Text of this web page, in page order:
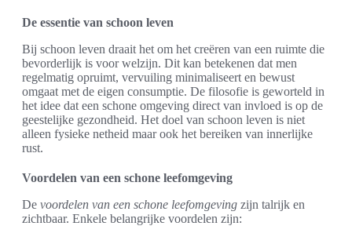
De essentie van schoon leven
Bij schoon leven draait het om het creëren van een ruimte die
bevorderlijk is voor welzijn. Dit kan betekenen dat men
regelmatig opruimt, vervuiling minimaliseert en bewust
omgaat met de eigen consumptie. De filosofie is geworteld in
het idee dat een schone omgeving direct van invloed is op de
geestelijke gezondheid. Het doel van schoon leven is niet
alleen fysieke netheid maar ook het bereiken van innerlijke
rust.
Voordelen van een schone leefomgeving
De voordelen van een schone leefomgeving zijn talrijk en
zichtbaar. Enkele belangrijke voordelen zijn: